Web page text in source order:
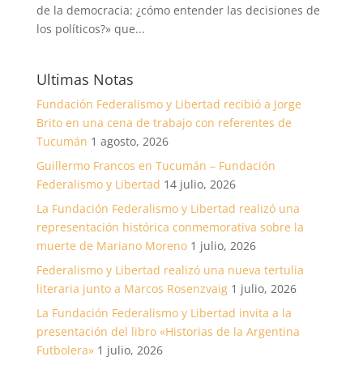
de la democracia: ¿cómo entender las decisiones de
los políticos?» que...
Ultimas Notas
Fundación Federalismo y Libertad recibió a Jorge
Brito en una cena de trabajo con referentes de
Tucumán 1 agosto, 2026
Guillermo Francos en Tucumán – Fundación
Federalismo y Libertad 14 julio, 2026
La Fundación Federalismo y Libertad realizó una
representación histórica conmemorativa sobre la
muerte de Mariano Moreno 1 julio, 2026
Federalismo y Libertad realizó una nueva tertulia
literaria junto a Marcos Rosenzvaig 1 julio, 2026
La Fundación Federalismo y Libertad invita a la
presentación del libro «Historias de la Argentina
Futbolera» 1 julio, 2026